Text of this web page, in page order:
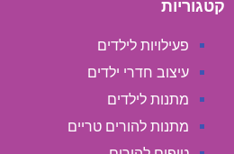
קטגוריות
פעילויות לילדים
עיצוב חדרי ילדים
מתנות לילדים
מתנות להורים טריים